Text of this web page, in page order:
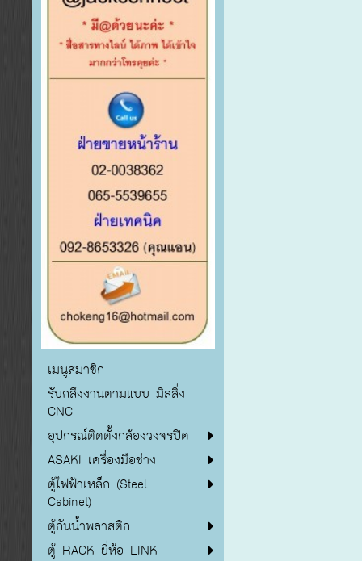
เมนูสมาชิก
รับกลึงงานตามแบบ มิลลิ่ง
CNC
อุปกรณ์ติดตั้งกล้องวงจรปิด
ASAKI เครื่องมือช่าง
ตู้ไฟฟ้าเหล็ก (Steel
Cabinet)
ตู้กันน้ำพลาสติก
ตู้ RACK ยี่ห้อ LINK